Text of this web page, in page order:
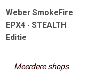
Weber SmokeFire
EPX4 - STEALTH
Editie
Meerdere shops